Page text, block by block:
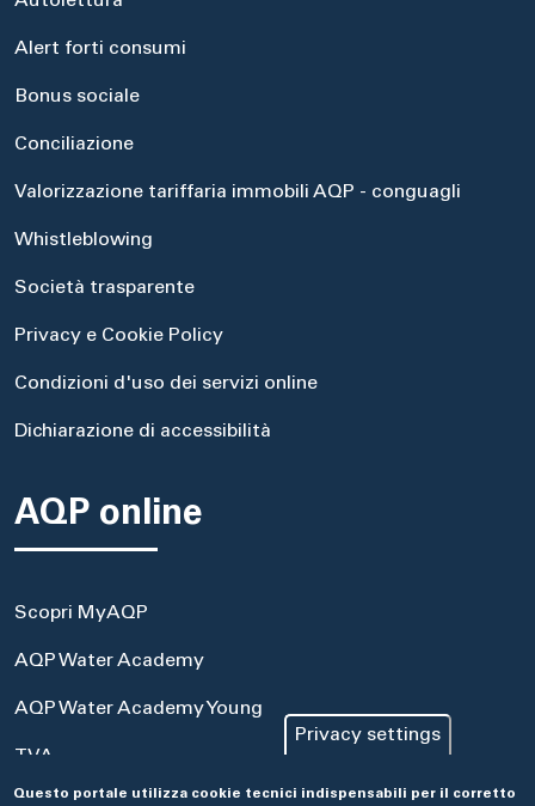
Alert forti consumi
Bonus sociale
Conciliazione
Valorizzazione tariffaria immobili AQP - conguagli
Whistleblowing
Società trasparente
Privacy e Cookie Policy
Condizioni d'uso dei servizi online
Dichiarazione di accessibilità
AQP online
Scopri MyAQP
AQP Water Academy
AQP Water Academy Young
TVA
Privacy settings
Questo portale utilizza cookie tecnici indispensabili per il corretto